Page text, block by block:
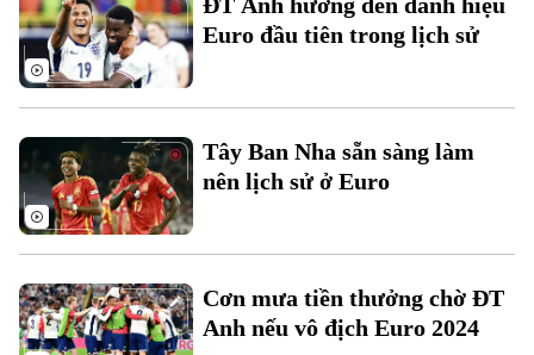
Đất đai
Kinh nghiệm
Xe máy
Thị trường
Tuyển sinh
Hướng nghiệp
Tin tức
Di tích
Sức khỏe
Y tế
Dinh dưỡng
Tư vấn sức khỏe
Bóng đá
Quần vợt
Golf
Giải trí
Tin tức
Sao
Đã phát sóng
Euro đầu tiên trong lịch sử
Tây Ban Nha sẵn sàng làm
nên lịch sử ở Euro
Cơn mưa tiền thưởng chờ ĐT
Anh nếu vô địch Euro 2024